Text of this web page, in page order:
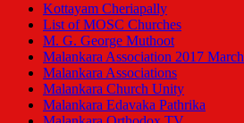
Kottayam Cheriapally
List of MOSC Churches
M. G. George Muthoot
Malankara Association 2017 March
Malankara Associations
Malankara Church Unity
Malankara Edavaka Pathrika